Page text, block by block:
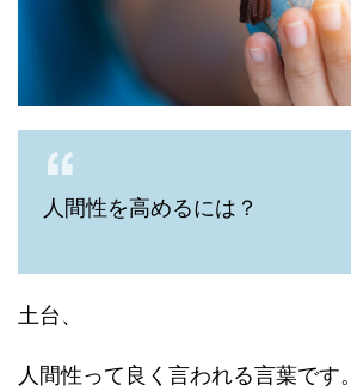
人間性を高めるには？
土台、
人間性って良く言われる言葉です。